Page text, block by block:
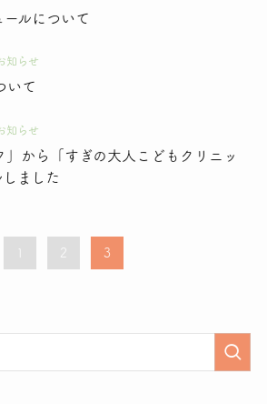
ールについて
知らせ
いて
知らせ
」から「すぎの大人こどもクリニッ
ました
1 2 3